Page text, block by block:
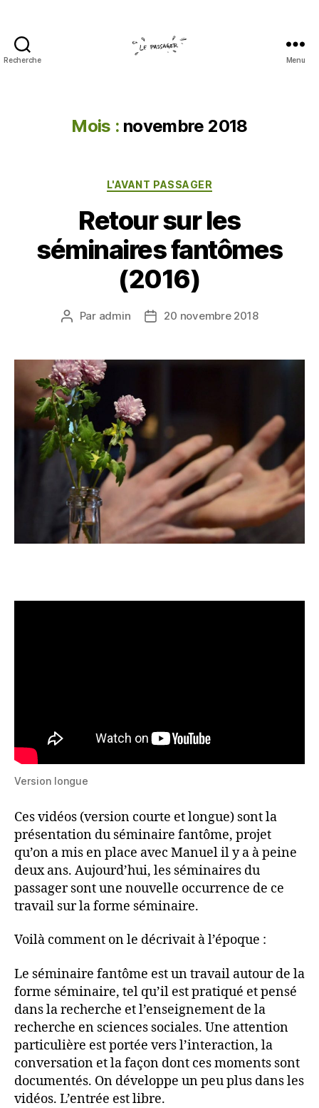
Recherche Menu
Mois : novembre 2018
Catégories
L'AVANT PASSAGER
Retour sur les
séminaires fantômes
(2016)
Auteur
Par admin
Date20 novembre 2018
Version longue
Ces vidéos (version courte et longue) sont la
présentation du séminaire fantôme, projet
qu’on a mis en place avec Manuel il y a à peine
deux ans. Aujourd’hui, les séminaires du
passager sont une nouvelle occurrence de ce
travail sur la forme séminaire.
Voilà comment on le décrivait à l’époque :
Le séminaire fantôme est un travail autour de la
forme séminaire, tel qu’il est pratiqué et pensé
dans la recherche et l’enseignement de la
recherche en sciences sociales. Une attention
particulière est portée vers l’interaction, la
conversation et la façon dont ces moments sont
documentés. On développe un peu plus dans les
vidéos. L’entrée est libre.